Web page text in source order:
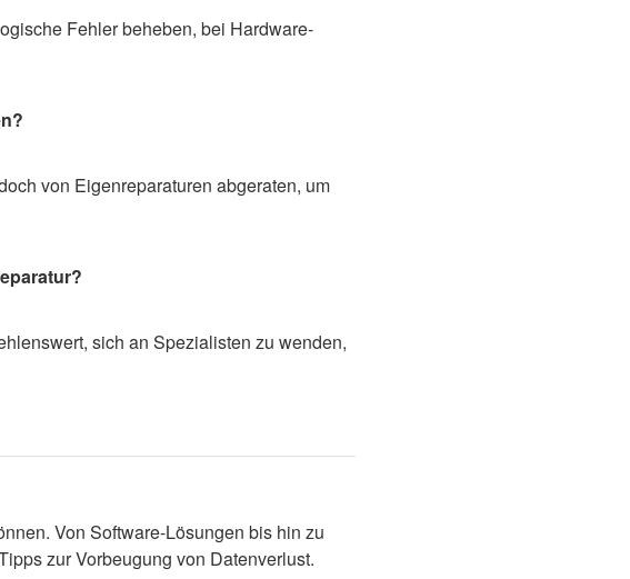
Fehler beheben, bei Hardware-
von Eigenreparaturen abgeraten, um
sich an Spezialisten zu wenden,
Von Software-Lösungen bis hin zu
zur Vorbeugung von Datenverlust.